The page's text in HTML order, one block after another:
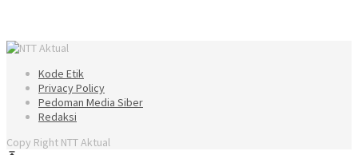
Kode Etik
Privacy Policy
Pedoman Media Siber
Redaksi
Copy Right NTT Aktual